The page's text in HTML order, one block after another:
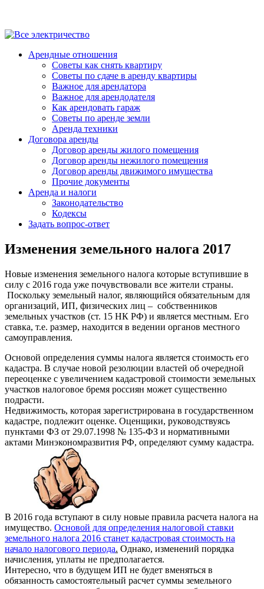
Арендные отношения
Советы как снять квартиру
Советы по сдаче в аренду квартиры
Важное для арендатора
Важное для арендодателя
Как арендовать гараж
Советы по аренде земли
Аренда техники
Договора аренды
Договор аренды жилого помещения
Договор аренды нежилого помещения
Договор аренды движимого имущества
Прочие документы
Аренда и налоги
Законодательство
Кодексы
Задать вопрос-ответ
Изменения земельного налога 2017
Новые изменения земельного налога которые вступившие в
силу с 2016 года уже почувствовали все жители страны.
Поскольку земельный налог, являющийся обязательным для
организаций, ИП, физических лиц – собственников
земельных участков (ст. 15 НК РФ) и является местным. Его
ставка, т.е. размер, находится в ведении органов местного
самоуправления.
Основой определения суммы налога является стоимость его
кадастра. В случае новой резолюции властей об очередной
переоценке с увеличением кадастровой стоимости земельных
участков налоговое бремя россиян может существенно
подрасти.
Недвижимость, которая зарегистрирована в государственном
кадастре, подлежит оценке. Оценщики, руководствуясь
пунктами ФЗ от 29.07.1998 № 135-ФЗ и нормативными
актами Минэкономразвития РФ, определяют сумму кадастра.
В 2016 года вступают в силу новые правила расчета налога на
имущество. Основой для определения налоговой ставки
земельного налога 2016 станет кадастровая стоимость на
начало налогового периода. Однако, изменений порядка
начисления, уплаты не предполагается.
Интересно, что в будущем ИП не будет вменяться в
обязанность самостоятельный расчет суммы земельного